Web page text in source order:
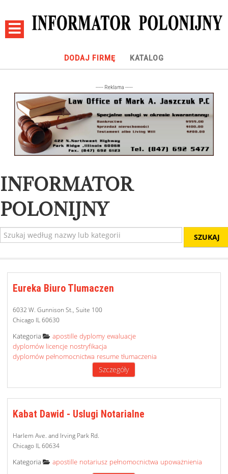
DODAJ FIRMĘ KATALOG
----- Reklama -----
INFORMATOR
POLONIJNY
SZUKAJ
Eureka Biuro Tlumaczen
6032 W. Gunnison St., Suite 100
Chicago IL 60630
Kategoria
Category
apostille dyplomy ewaluacje
dyplomów licencje nostryfikacja
dyplomów pełnomocnictwa resume tłumaczenia
Szczegóły
Kabat Dawid - Uslugi Notarialne
Harlem Ave. and Irving Park Rd.
Chicago IL 60634
Kategoria
Category
apostille notariusz pełnomocnictwa upoważnienia